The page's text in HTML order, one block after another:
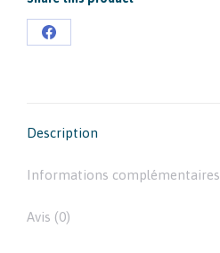
pièces
Partager
Description
Informations complémentaires
Avis (0)